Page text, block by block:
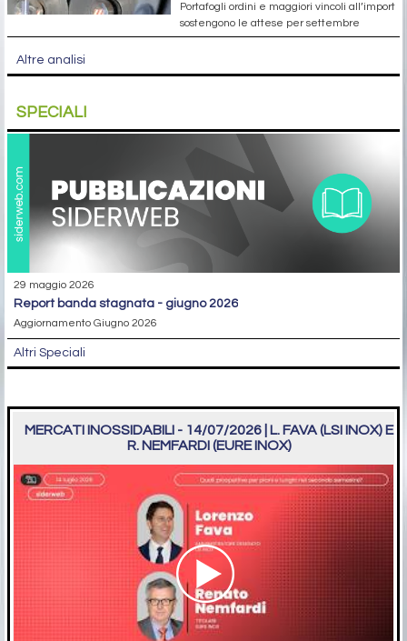
Portafogli ordini e maggiori vincoli all’import
sostengono le attese per settembre
Altre analisi
SPECIALI
29 maggio 2026
report banda stagnata - giugno 2026
Aggiornamento Giugno 2026
Altri Speciali
MERCATI INOSSIDABILI - 14/07/2026 | L. FAVA (LSI INOX) E
R. NEMFARDI (EURE INOX)